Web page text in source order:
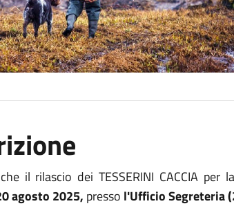
il rilascio dei TESSERINI CACCIA
agosto 2025, presso l'Ufficio Segreteria